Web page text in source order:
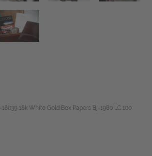
18k White Gold Box Papers Bj-1980 LC 100